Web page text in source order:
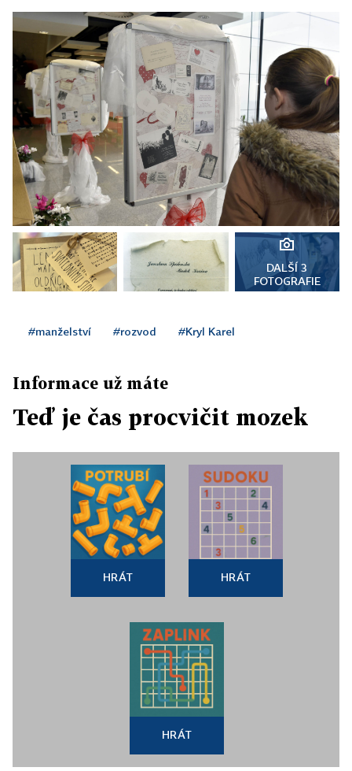
DALŠÍ 3
FOTOGRAFIE
#manželství #rozvod #Kryl Karel
Informace už máte
Teď je čas procvičit mozek
HRÁT HRÁT
HRÁT